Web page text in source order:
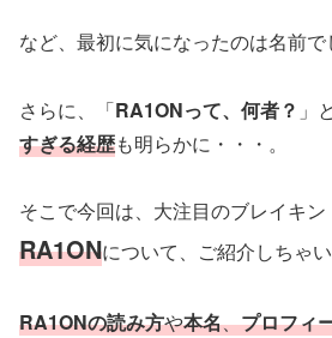
など、最初に気になったのは名前で
さらに、「RA1ONって、何者？ 」
すぎる経歴も明らかに・・・。
そこで今回は、大注目のブレイキン
RA1ONについて、ご紹介しちゃい
RA1ONの読み方や本名、プロフィ